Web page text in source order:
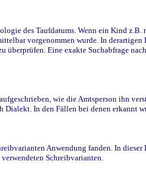
des Taufdatums. Wenn ein Kind
vorgenommen wurde. In
Eine exakte Suchabfrage
wie die Amtsperson ihn
In den Fällen bei denen erkannt
Anwendung fanden. In
Schreibvarianten.